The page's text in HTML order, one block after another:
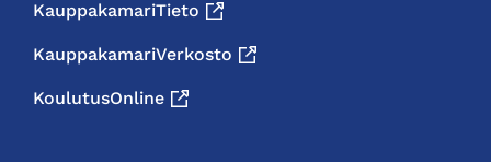
KauppakamariTieto
KauppakamariVerkosto
KoulutusOnline